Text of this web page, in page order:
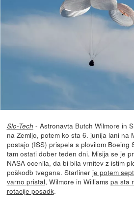
Slo-Tech - Astronavta Butch Wilmore in
na Zemljo, potem ko sta 6. junija lani na
postajo (ISS) prispela s plovilom Boeing
tam ostati dober teden dni. Misija se je
NASA ocenila, da bi bila vrnitev z istim
poškodb tvegana. Starliner je potem
varno pristal, Wilmore in Williams pa sta
rotacije posadk.